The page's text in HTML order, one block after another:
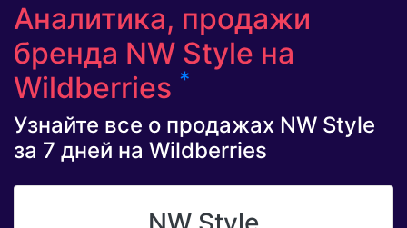
Аналитика, продажи
бренда NW Style на
Wildberries *
Узнайте все о продажах NW Style
за 7 дней на Wildberries